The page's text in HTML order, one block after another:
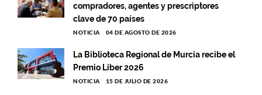
compradores, agentes y prescriptores
clave de 70 países
NOTICIA 04 DE AGOSTO DE 2026
La Biblioteca Regional de Murcia recibe el
Premio Liber 2026
NOTICIA 15 DE JULIO DE 2026